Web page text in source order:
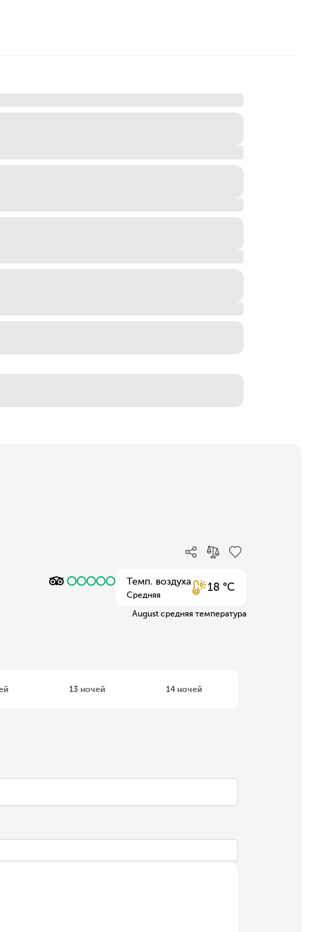
Темп. воздуха
Средняя
18 °C
August средняя температура
13 ночей 14 ночей